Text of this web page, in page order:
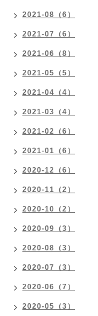
2021-08（6）
2021-07（6）
2021-06（8）
2021-05（5）
2021-04（4）
2021-03（4）
2021-02（6）
2021-01（6）
2020-12（6）
2020-11（2）
2020-10（2）
2020-09（3）
2020-08（3）
2020-07（3）
2020-06（7）
2020-05（3）